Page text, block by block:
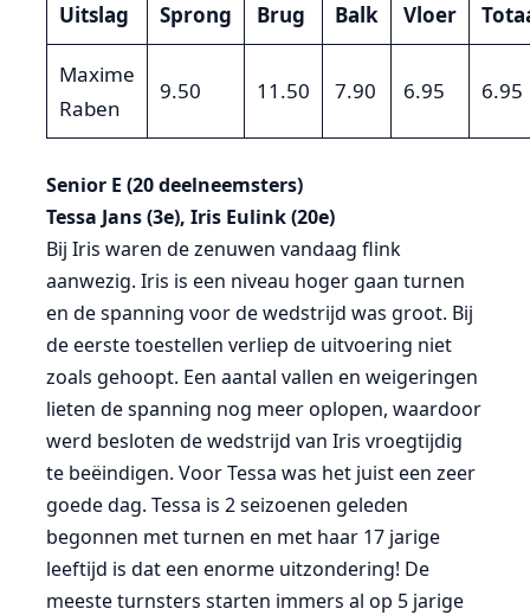
Uitslag Sprong Brug Balk Vloer
Maxime
Raben
9.50 11.50 7.90 6.95 6.95
Senior E (20 deelneemsters)
Tessa Jans (3e), Iris Eulink (20e)
Bij Iris waren de zenuwen vandaag flink
aanwezig. Iris is een niveau hoger gaan turnen
en de spanning voor de wedstrijd was groot. Bij
de eerste toestellen verliep de uitvoering niet
zoals gehoopt. Een aantal vallen en weigeringen
lieten de spanning nog meer oplopen, waardoor
werd besloten de wedstrijd van Iris vroegtijdig
te beëindigen. Voor Tessa was het juist een zeer
goede dag. Tessa is 2 seizoenen geleden
begonnen met turnen en met haar 17 jarige
leeftijd is dat een enorme uitzondering! De
meeste turnsters starten immers al op 5 jarige